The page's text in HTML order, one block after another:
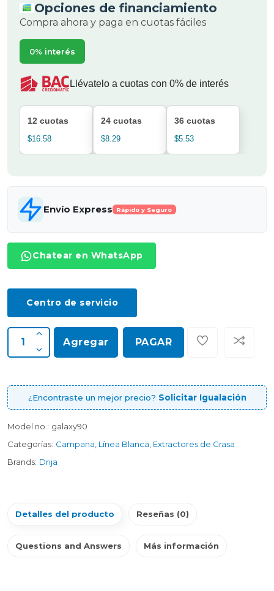
Opciones de financiamiento
Compra ahora y paga en cuotas fáciles
0% interés
Llévatelo a cuotas con 0% de interés
12 cuotas
$16.58
24 cuotas
$8.29
36 cuotas
$5.53
Envío Express Rápido y Seguro
Chatear en WhatsApp
Centro de servicio
Agregar PAGAR
¿Encontraste un mejor precio? Solicitar Igualación
Model no.: galaxy90
Categorías: Campana Línea Blanca Extractores de Grasa
Brands: Drija
Detalles del producto Reseñas (0)
Questions and Answers Más información